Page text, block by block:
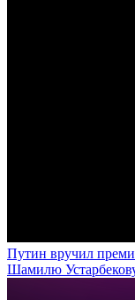
Путин вручил
Шамилю